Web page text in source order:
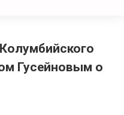
Гусейновым о